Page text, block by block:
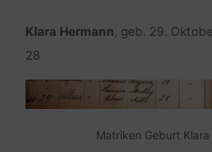
Klara Hermann, geb. 29.
28
Matriken Geburt Klara